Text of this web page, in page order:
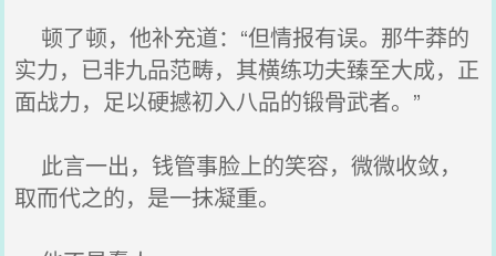
顿了顿，他补充道：“但情报有误。那牛莽的
实力，已非九品范畴，其横练功夫臻至大成，正
面战力，足以硬撼初入八品的锻骨武者。”
此言一出，钱管事脸上的笑容，微微收敛，
取而代之的，是一抹凝重。